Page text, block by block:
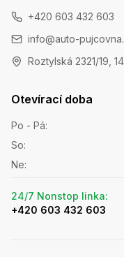
+420 603 432 603
info@auto-
Roztylská 2321/19,
Otevírací doba
Po - Pá:
So:
Ne:
24/7 Nonstop linka:
+420 603 432 603